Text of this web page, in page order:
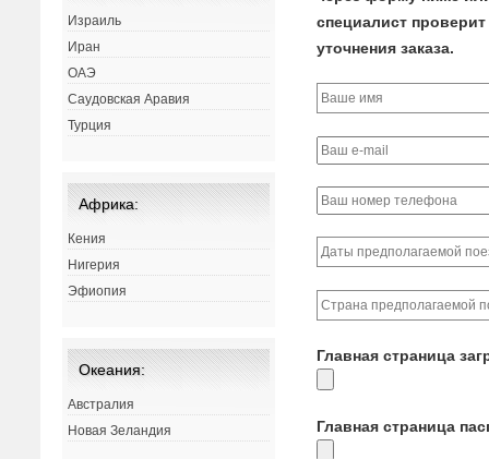
специалист
уточнения заказа.
Главная страница
Главная страница
Израиль
Иран
ОАЭ
Саудовская Аравия
Турция
Африка:
Кения
Нигерия
Эфиопия
Океания:
Австралия
Новая Зеландия